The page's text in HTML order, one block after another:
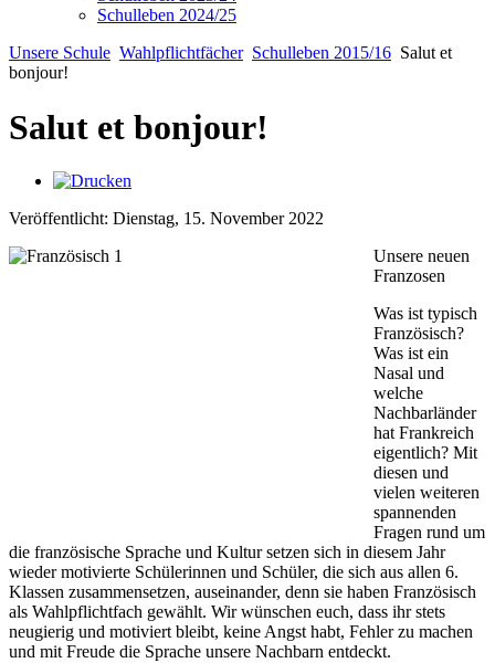
Schulleben 2024/25
Unsere Schule Wahlpflichtfächer Schulleben 2015/16 Salut et
bonjour!
Salut et bonjour!
Veröffentlicht: Dienstag, 15. November 2022
Unsere neuen
Franzosen
Was ist typisch
Französisch?
Was ist ein
Nasal und
welche
Nachbarländer
hat Frankreich
eigentlich? Mit
diesen und
vielen weiteren
spannenden
Fragen rund um
die französische Sprache und Kultur setzen sich in diesem Jahr
wieder motivierte Schülerinnen und Schüler, die sich aus allen 6.
Klassen zusammensetzen, auseinander, denn sie haben Französisch
als Wahlpflichtfach gewählt. Wir wünschen euch, dass ihr stets
neugierig und motiviert bleibt, keine Angst habt, Fehler zu machen
und mit Freude die Sprache unsere Nachbarn entdeckt.